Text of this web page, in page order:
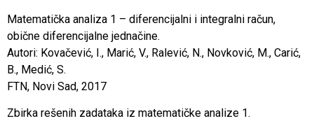
Matematička analiza 1 – diferencijalni i integralni račun,
obične diferencijalne jednačine.
Autori: Kovačević, I., Marić, V., Ralević, N., Novković, M., Carić,
B., Medić, S.
FTN, Novi Sad, 2017
Zbirka rešenih zadataka iz matematičke analize 1.